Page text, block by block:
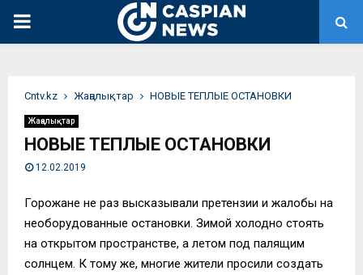
PRIMARY
Сntv.kz Жаңалықтар НОВЫЕ ТЕПЛЫЕ ОСТАНОВКИ
Жаңалықтар
НОВЫЕ ТЕПЛЫЕ ОСТАНОВКИ
12.02.2019
Горожане не раз высказывали претензии и жалобы на
необорудованные остановки. Зимой холодно стоять
на открытом пространстве, а летом под палящим
солнцем. К тому же, многие жители просили создать